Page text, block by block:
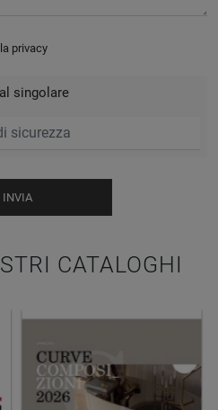
CATALOGHI
privacy
singolare
INVIA